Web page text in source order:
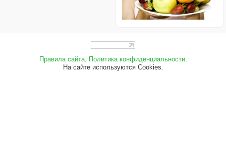
Правила сайта. Политика конфиденциальности.
На сайте используются Cookies.